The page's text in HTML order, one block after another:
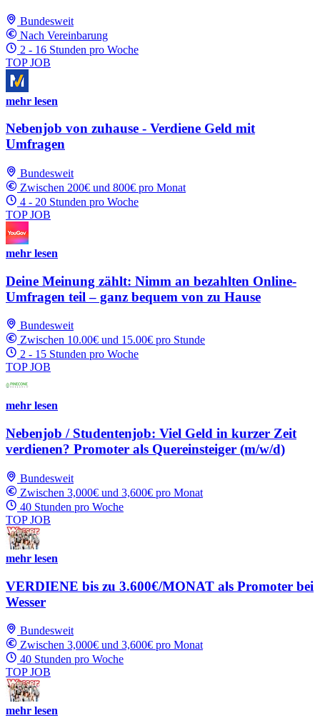
Bundesweit
Nach Vereinbarung
2 - 16 Stunden pro Woche
TOP JOB
mehr lesen
Nebenjob von zuhause - Verdiene Geld mit
Umfragen
Bundesweit
Zwischen 200€ und 800€ pro Monat
4 - 20 Stunden pro Woche
TOP JOB
mehr lesen
Deine Meinung zählt: Nimm an bezahlten Online-
Umfragen teil – ganz bequem von zu Hause
Bundesweit
Zwischen 10.00€ und 15.00€ pro Stunde
2 - 15 Stunden pro Woche
TOP JOB
mehr lesen
Nebenjob / Studentenjob: Viel Geld in kurzer Zeit
verdienen? Promoter als Quereinsteiger (m/w/d)
Bundesweit
Zwischen 3,000€ und 3,600€ pro Monat
40 Stunden pro Woche
TOP JOB
mehr lesen
VERDIENE bis zu 3.600€/MONAT als Promoter bei
Wesser
Bundesweit
Zwischen 3,000€ und 3,600€ pro Monat
40 Stunden pro Woche
TOP JOB
mehr lesen